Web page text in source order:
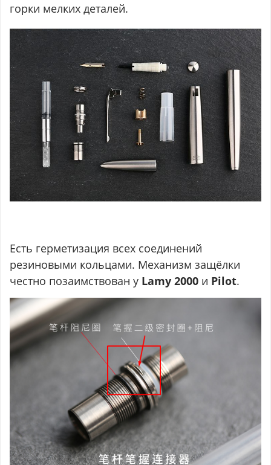
горки мелких деталей.
Есть герметизация всех соединений
резиновыми кольцами. Механизм защёлки
честно позаимствован у Lamy 2000 и Pilot.